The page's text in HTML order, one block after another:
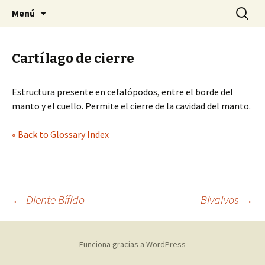
SMACH
Sociedad Malacológica de Chile
Menú Buscar:
Cartílago de cierre
Estructura presente en cefalópodos, entre el borde del
manto y el cuello. Permite el cierre de la cavidad del manto.
« Back to Glossary Index
Navegación
← Diente Bífido Bivalvos →
Funciona gracias a WordPress